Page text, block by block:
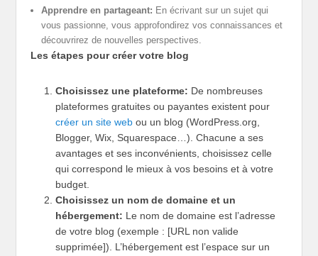
Apprendre en partageant: En écrivant sur un sujet qui
vous passionne, vous approfondirez vos connaissances et
découvrirez de nouvelles perspectives.
Les étapes pour créer votre blog
Choisissez une plateforme: De nombreuses
plateformes gratuites ou payantes existent pour
créer un site web ou un blog (WordPress.org,
Blogger, Wix, Squarespace…). Chacune a ses
avantages et ses inconvénients, choisissez celle
qui correspond le mieux à vos besoins et à votre
budget.
Choisissez un nom de domaine et un
hébergement: Le nom de domaine est l’adresse
de votre blog (exemple : [URL non valide
supprimée]). L’hébergement est l’espace sur un